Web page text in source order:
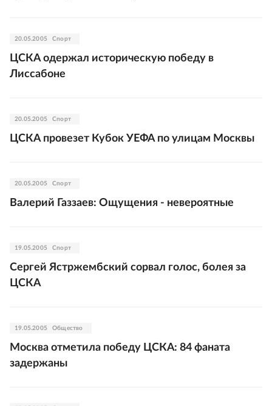
20.05.2005 Спорт
ЦСКА одержал историческую победу в
Лиссабоне
20.05.2005 Спорт
ЦСКА провезет Кубок УЕФА по улицам Москвы
20.05.2005 Спорт
Валерий Газзаев: Ощущения - невероятные
19.05.2005 Спорт
Сергей Ястржембский сорвал голос, болея за
ЦСКА
19.05.2005 Общество
Москва отметила победу ЦСКА: 84 фаната
задержаны